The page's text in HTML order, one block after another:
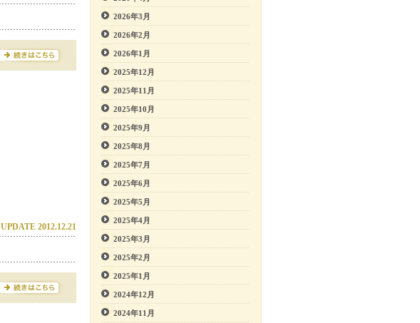
UPDATE 2012.12.21
2026年3月
2026年2月
2026年1月
2025年12月
2025年11月
2025年10月
2025年9月
2025年8月
2025年7月
2025年6月
2025年5月
2025年4月
2025年3月
2025年2月
2025年1月
2024年12月
2024年11月